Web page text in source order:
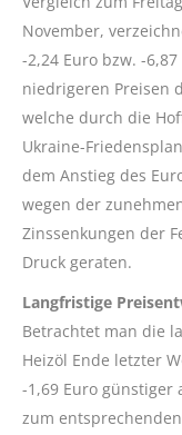
November,
-2,24 Euro bzw. -
niedrigeren Preisen
welche durch die
Ukraine-
dem Anstieg des
wegen der
Zinssenkungen der
Druck geraten.
Langfristige
Betrachtet man die
Heizöl Ende letzter
-1,69 Euro günstiger
zum